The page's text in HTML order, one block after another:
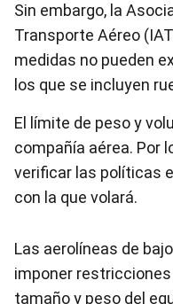
Sin embargo, la
Transporte Aéreo
medidas no pueden
los que se incluyen
El límite de peso y
compañía aérea. Por
verificar las políticas
con la que volará.
Las aerolíneas de
imponer
tamaño y peso del